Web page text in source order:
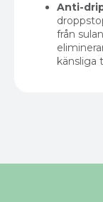
Anti-
från
känsliga